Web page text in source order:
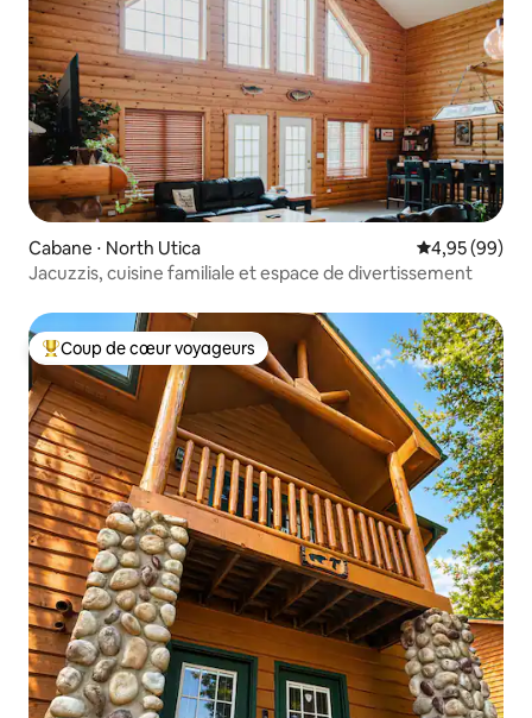
Cabane ⋅ North Utica Évaluation
4,95 (99)
Jacuzzis, cuisine familiale et espace de divertissement
Coups de cœur voyageurs les plus appréciés
Coup de cœur voyageurs